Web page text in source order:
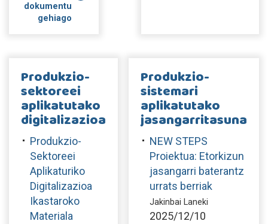
dokumentu
gehiago
Produkzio-
sektoreei
aplikatutako
digitalizazioa
Produkzio-
Sektoreei
Aplikaturiko
Digitalizazioa
Ikastaroko
Materiala
Produkzio-
sistemari
aplikatutako
jasangarritasuna
NEW STEPS
Proiektua: Etorkizun
jasangarri baterantz
urrats berriak
Jakinbai Laneki
2025/12/10